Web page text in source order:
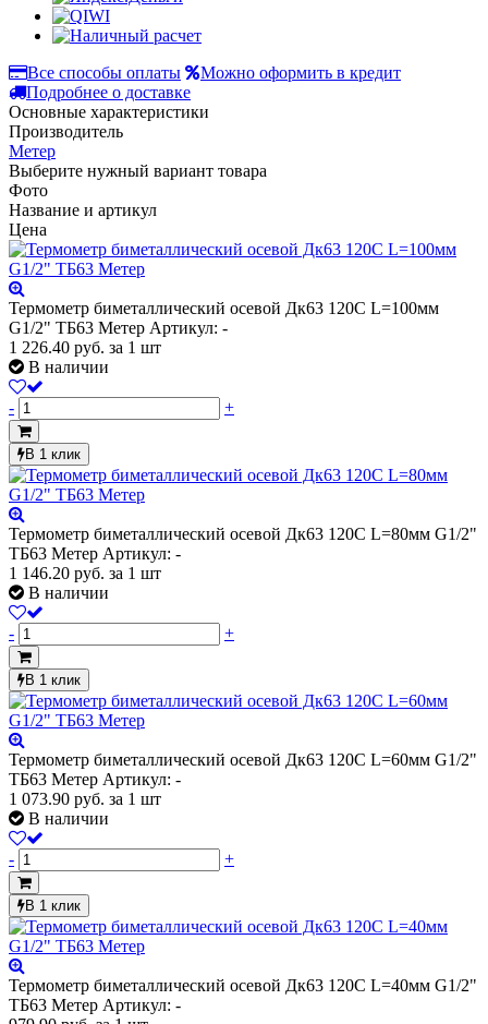
Все способы оплаты
Можно оформить в кредит
Подробнее о доставке
Основные характеристики
Производитель
Метер
Выберите нужный вариант товара
Фото
Название и артикул
Цена
Термометр биметаллический осевой Дк63 120С L=100мм
G1/2" ТБ63 Метер Артикул: -
1 226.40 руб. за 1 шт
В наличии
- +
В 1 клик
Термометр биметаллический осевой Дк63 120С L=80мм G1/2"
ТБ63 Метер Артикул: -
1 146.20 руб. за 1 шт
В наличии
- +
В 1 клик
Термометр биметаллический осевой Дк63 120С L=60мм G1/2"
ТБ63 Метер Артикул: -
1 073.90 руб. за 1 шт
В наличии
- +
В 1 клик
Термометр биметаллический осевой Дк63 120С L=40мм G1/2"
ТБ63 Метер Артикул: -